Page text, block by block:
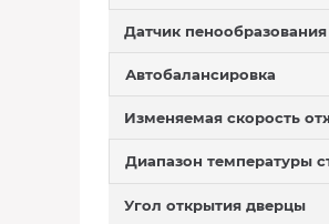
Датчик пенообразования
Автобалансировка
Изменяемая скорость
Диапазон температуры
Угол открытия дверцы